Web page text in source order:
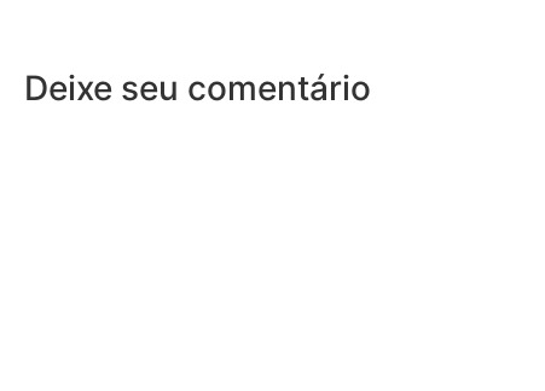
Deixe seu comentário